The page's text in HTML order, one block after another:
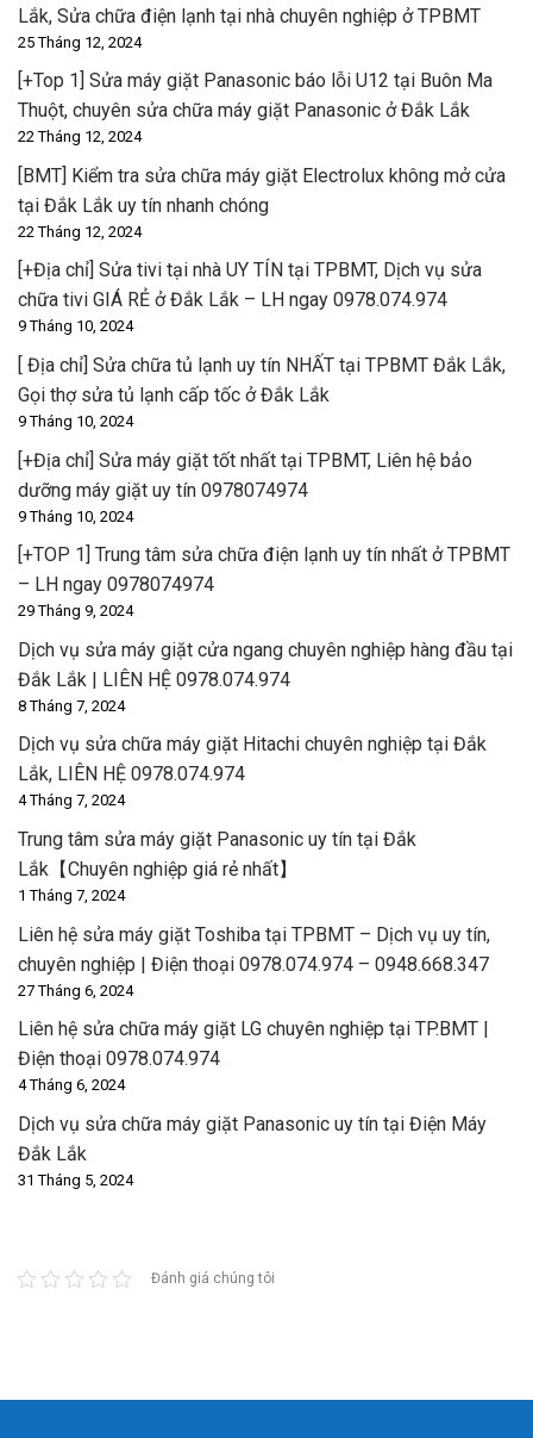
Đánh giá chúng tôi
Lắk, Sửa chữa điện lạnh tại nhà chuyên nghiệp ở TPBMT
25 Tháng 12, 2024
[+Top 1] Sửa máy giặt Panasonic báo lỗi U12 tại Buôn Ma
Thuột, chuyên sửa chữa máy giặt Panasonic ở Đắk Lắk
22 Tháng 12, 2024
[BMT] Kiểm tra sửa chữa máy giặt Electrolux không mở cửa
tại Đắk Lắk uy tín nhanh chóng
22 Tháng 12, 2024
[+Địa chỉ] Sửa tivi tại nhà UY TÍN tại TPBMT, Dịch vụ sửa
chữa tivi GIÁ RẺ ở Đắk Lắk – LH ngay 0978.074.974
9 Tháng 10, 2024
[ Địa chỉ] Sửa chữa tủ lạnh uy tín NHẤT tại TPBMT Đắk Lắk,
Gọi thợ sửa tủ lạnh cấp tốc ở Đắk Lắk
9 Tháng 10, 2024
[+Địa chỉ] Sửa máy giặt tốt nhất tại TPBMT, Liên hệ bảo
dưỡng máy giặt uy tín 0978074974
9 Tháng 10, 2024
[+TOP 1] Trung tâm sửa chữa điện lạnh uy tín nhất ở TPBMT
– LH ngay 0978074974
29 Tháng 9, 2024
Dịch vụ sửa máy giặt cửa ngang chuyên nghiệp hàng đầu tại
Đắk Lắk | LIÊN HỆ 0978.074.974
8 Tháng 7, 2024
Dịch vụ sửa chữa máy giặt Hitachi chuyên nghiệp tại Đắk
Lắk, LIÊN HỆ 0978.074.974
4 Tháng 7, 2024
Trung tâm sửa máy giặt Panasonic uy tín tại Đắk
Lắk【Chuyên nghiệp giá rẻ nhất】
1 Tháng 7, 2024
Liên hệ sửa máy giặt Toshiba tại TPBMT – Dịch vụ uy tín,
chuyên nghiệp | Điện thoại 0978.074.974 – 0948.668.347
27 Tháng 6, 2024
Liên hệ sửa chữa máy giặt LG chuyên nghiệp tại TP.BMT |
Điện thoại 0978.074.974
4 Tháng 6, 2024
Dịch vụ sửa chữa máy giặt Panasonic uy tín tại Điện Máy
Đắk Lắk
31 Tháng 5, 2024